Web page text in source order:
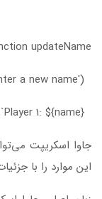
updateName() {
جاوا اسکریپت
این موارد را با